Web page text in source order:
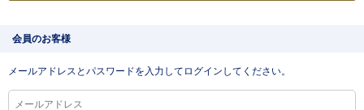
会員のお客様
メールアドレスとパスワードを入力してログインしてください。